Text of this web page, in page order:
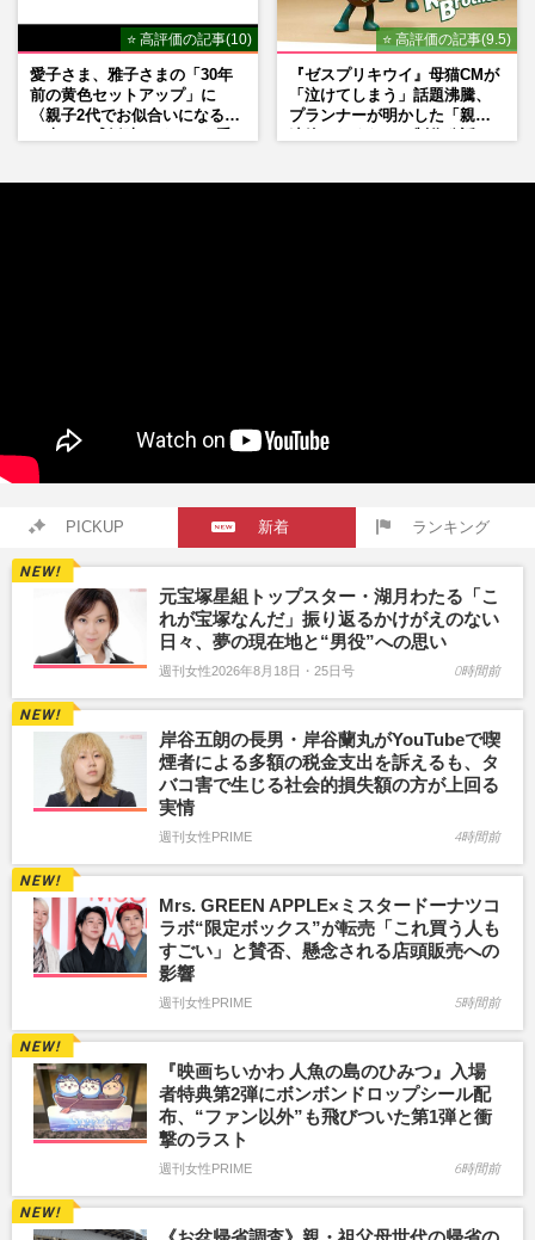
⭐ 高評価の記事(10)
愛子さま、雅子さまの「30年
前の黄色セットアップ」に
〈親子2代でお似合いになる〉
⭐ 高評価の記事(9.5)
『ゼスプリキウイ』母猫CMが
「泣けてしまう」話題沸騰、
プランナーが明かした「親に
PICKUP 新着 ランキング
元宝塚星組トップスター・湖月わたる「こ
れが宝塚なんだ」振り返るかけがえのない
日々、夢の現在地と“男役”への思い
週刊女性2026年8月18日・25日号 0時間前
岸谷五朗の長男・岸谷蘭丸がYouTubeで喫
煙者による多額の税金支出を訴えるも、タ
バコ害で生じる社会的損失額の方が上回る
実情
週刊女性PRIME 4時間前
Mrs. GREEN APPLE×ミスタードーナツコ
ラボ“限定ボックス”が転売「これ買う人も
すごい」と賛否、懸念される店頭販売への
影響
週刊女性PRIME 5時間前
『映画ちいかわ 人魚の島のひみつ』入場
者特典第2弾にボンボンドロップシール配
布、“ファン以外”も飛びついた第1弾と衝
撃のラスト
週刊女性PRIME 6時間前